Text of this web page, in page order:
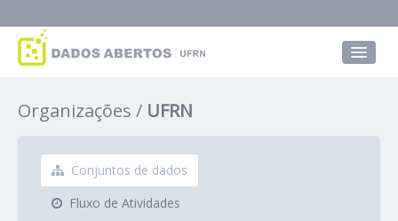
Grupos
Sobre
Organizações UFRN
Conjuntos de dados
Fluxo de Atividades